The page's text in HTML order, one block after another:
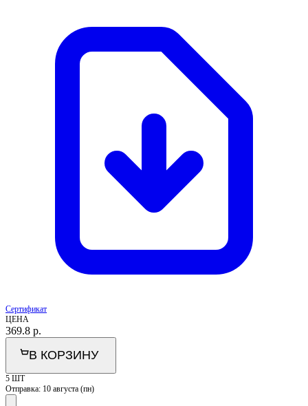
Сертификат
ЦЕНА
369.8 р.
В КОРЗИНУ
5 ШТ
Отправка: 10 августа (пн)